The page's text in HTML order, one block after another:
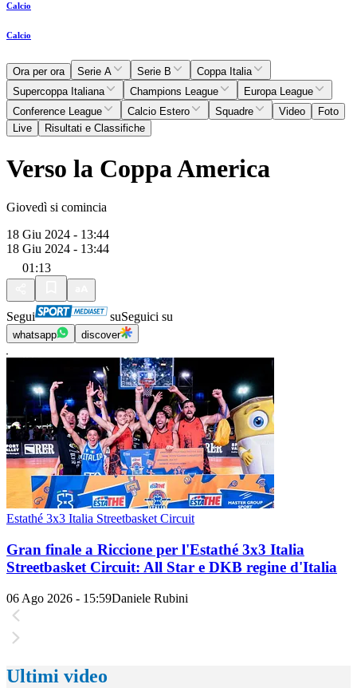
Calcio
Calcio
Ora per ora Serie A Serie B
Coppa Italia
Supercoppa Italiana
Champions League
Europa League
Conference League
Calcio Estero Squadre Video
Foto
Live
Risultati e Classifiche
Verso la Coppa America
Giovedì si comincia
18 Giu 2024 - 13:44
18 Giu 2024 - 13:44
01:13
Segui suSeguici su
whatsapp discover
Estathé 3x3 Italia Streetbasket Circuit
Gran finale a Riccione per l'Estathé 3x3 Italia
Streetbasket Circuit: All Star e DKB regine d'Italia
06 Ago 2026 - 15:59Daniele Rubini
Ultimi video